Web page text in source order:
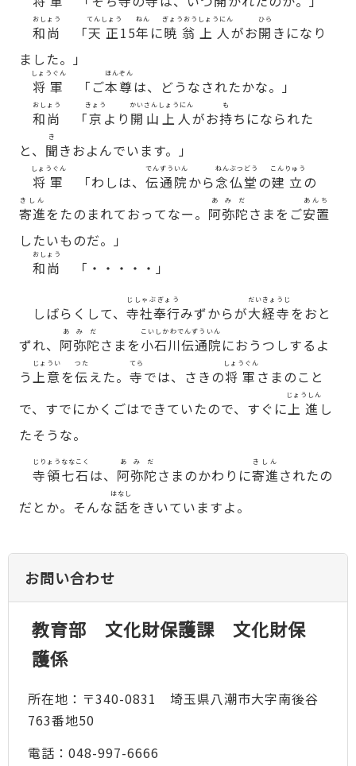
和尚
おしょう
「天正
てんしょう
15年
ねん
に暁翁上人
ぎょうおうしょうにん
がお開
ひら
きになり
ました。」
将軍
しょうぐん
「ご本尊
ほんぞん
は、どうなされたかな。」
和尚
おしょう
「京
きょう
より 開山上人
かいさんしょうにん
がお持
も
ちになられた
と、 聞
き
きおよんでいます。」
将軍
しょうぐん
「わしは、 伝通院
でんずういん
から念仏堂
ねんぶつどう
の建立
こんりゅう
の
寄進
きしん
をたのまれておってなー。 阿弥陀
あみだ
さまをご安置
あんち
したいものだ。」
和尚
おしょう
「・・・・・」
しばらくして、 寺社奉行
じしゃぶぎょう
みずからが大経寺
だいきょうじ
をおと
ずれ、 阿弥陀
あみだ
さまを小石川伝通院
こいしかわでんずういん
におうつしするよ
う上意
じょうい
を伝
つた
えた。 寺
てら
では、さきの将軍
しょうぐん
さまのこと
で、すでにかくごはできていたので、すぐに上進
じょうしん
し
たそうな。
寺領
じりょう
七石
ななこく
は、 阿弥陀
あみだ
さまのかわりに寄進
きしん
されたの
だとか。そんな話
はなし
をきいていますよ。
お問い合わせ
教育部 文化財保護課 文化財保
護係
所在地：〒340-0831 埼玉県八潮市大字南後谷
763番地50
電話：048-997-6666